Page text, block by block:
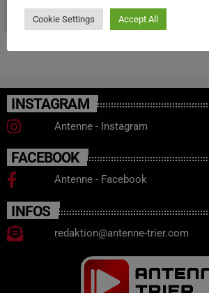
INSTAGRAM
Antenne - Instagram
FACEBOOK
Antenne - Facebook
INFOS
redaktion@antenne-trier.com
Cookie Settings Accept All